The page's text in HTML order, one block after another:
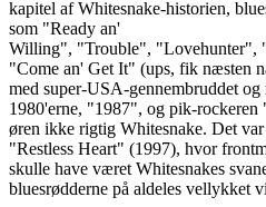
kapitel af Whitesnake-historien,
som "Ready an'
Willing", "Trouble", "Lovehunter",
"Come an' Get It" (ups, fik næsten
med super-USA-gennembruddet
1980'erne, "1987", og pik-
øren ikke rigtig Whitesnake. Det
"Restless Heart" (1997), hvor
skulle have været Whitesnakes
bluesrødderne på aldeles vellykket